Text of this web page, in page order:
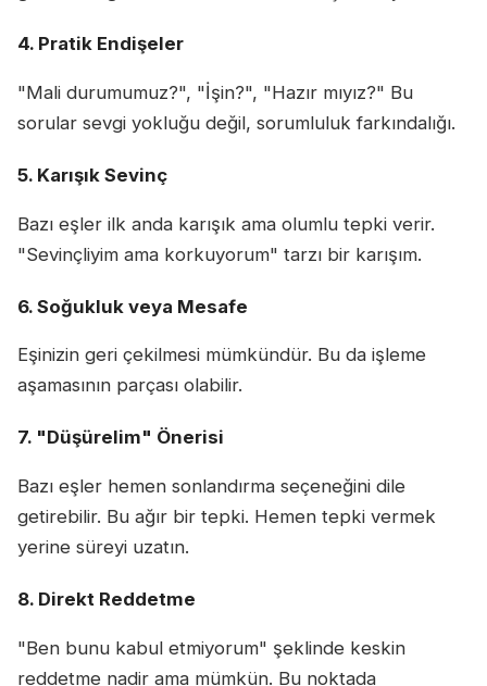
4. Pratik Endişeler
"Mali durumumuz?", "İşin?", "Hazır mıyız?" Bu
sorular sevgi yokluğu değil, sorumluluk farkındalığı.
5. Karışık Sevinç
Bazı eşler ilk anda karışık ama olumlu tepki verir.
"Sevinçliyim ama korkuyorum" tarzı bir karışım.
6. Soğukluk veya Mesafe
Eşinizin geri çekilmesi mümkündür. Bu da işleme
aşamasının parçası olabilir.
7. "Düşürelim" Önerisi
Bazı eşler hemen sonlandırma seçeneğini dile
getirebilir. Bu ağır bir tepki. Hemen tepki vermek
yerine süreyi uzatın.
8. Direkt Reddetme
"Ben bunu kabul etmiyorum" şeklinde keskin
reddetme nadir ama mümkün. Bu noktada